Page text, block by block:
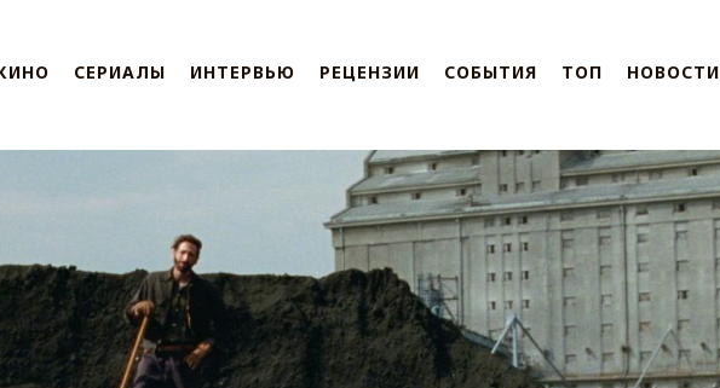
СЕРИАЛЫ ИНТЕРВЬЮ РЕЦЕНЗИИ СОБЫТИЯ ТОП НОВОСТИ